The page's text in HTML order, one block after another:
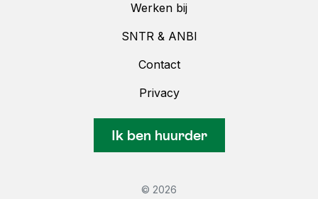
Werken bij
SNTR & ANBI
Contact
Privacy
Ik ben huurder
© 2026